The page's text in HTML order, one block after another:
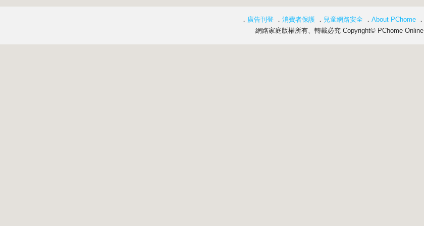
． 廣告刊登 ． 消費者保護 ． 兒童網路安全 ． About PChome ．
網路家庭版權所有、轉載必究 Copyright© PChome Online